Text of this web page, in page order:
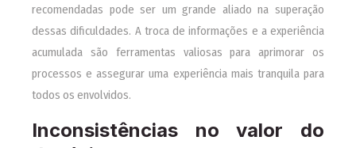
recomendadas pode ser um grande aliado na superação
dessas dificuldades. A troca de informações e a experiência
acumulada são ferramentas valiosas para aprimorar os
processos e assegurar uma experiência mais tranquila para
todos os envolvidos.
Inconsistências no valor do